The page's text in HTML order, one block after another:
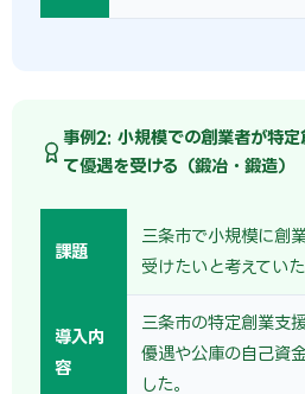
事例2: 小規模での創業者が特
て優遇を受ける（鍛冶・鍛造）
課題
三条市で小規模に創
受けたいと考えていた
導入内
容
三条市の特定創業支
優遇や公庫の自己資
した。